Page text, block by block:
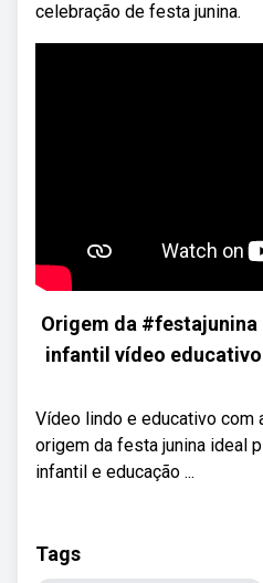
celebração de festa junina.
Origem da
infantil vídeo
Vídeo lindo e educativo com
origem da festa junina ideal
infantil e educação ...
Tags